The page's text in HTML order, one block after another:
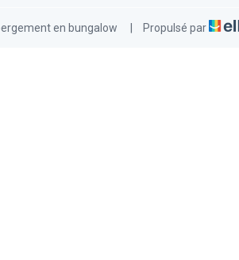
en bungalow Propulsé par